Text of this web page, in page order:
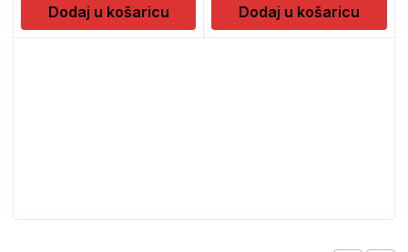
Dodaj u košaricu Dodaj u košaricu